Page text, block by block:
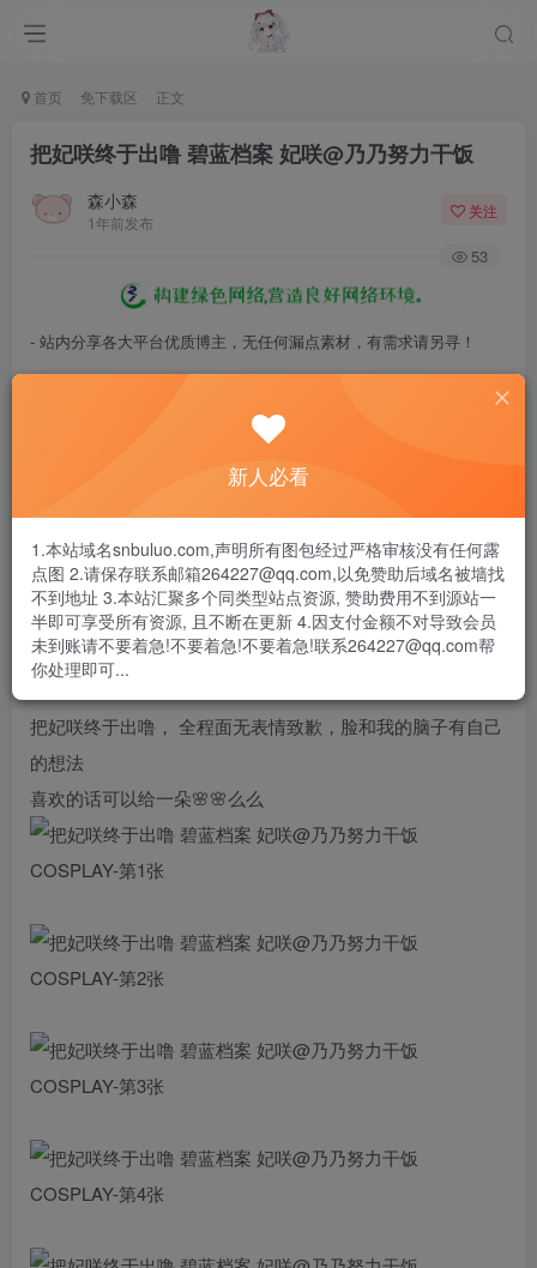
首页 免下载区 正文
把妃咲终于出噜 碧蓝档案 妃咲@乃乃努力干饭
森小森
1年前发布
关注
53
- 站内分享各大平台优质博主，无任何漏点素材，有需求请另寻！
- 百度网盘提示提取码错误，请更换浏览器重试，这是百度网盘版本问
- 遇见解压密码不对、无法解压，请查看
- 资源失效/充值未到账/账号解禁...等问题请《提交工单》
#碧蓝档案##妃咲##二次元cos大赏#
出镜:@乃乃努力干饭
摄影:@是汤圆呀呀呀呀呀
棚:@柴財摄影棚
把妃咲终于出噜， 全程面无表情致歉，脸和我的脑子有自己
的想法
喜欢的话可以给一朵🌸🌸么么
新人必看
1.本站域名snbuluo.com,声明所有图包经过严格审核没有任何露
点图 2.请保存联系邮箱264227@qq.com,以免赞助后域名被墙找
不到地址 3.本站汇聚多个同类型站点资源, 赞助费用不到源站一
半即可享受所有资源, 且不断在更新 4.因支付金额不对导致会员
未到账请不要着急!不要着急!不要着急!联系264227@qq.com帮
你处理即可...